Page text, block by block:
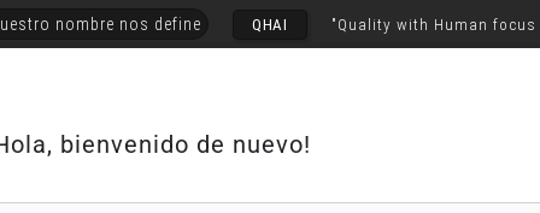
nombre nos define QHAI "Quality with Human focus
bienvenido de nuevo!